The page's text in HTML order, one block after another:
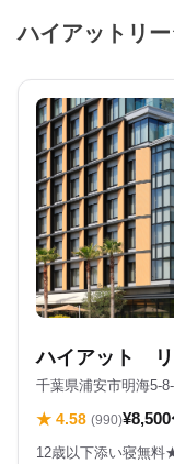
ハイアットリ
ハイアット
千葉県浦安市明海5-
★ 4.58(990)
12歳以下添い寝無